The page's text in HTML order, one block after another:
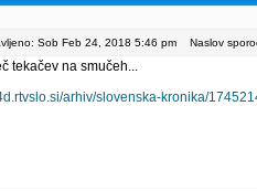
Sob Feb 24, 2018 5:46 pm Naslov
tekačev na smučeh...
arhiv/slovenska-kronika/